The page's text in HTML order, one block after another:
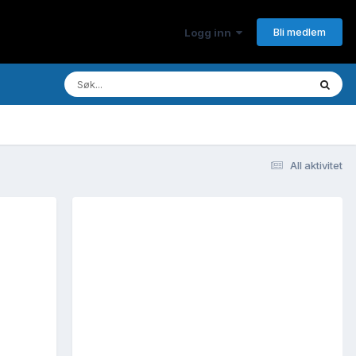
Logg inn Bli medlem
All aktivitet